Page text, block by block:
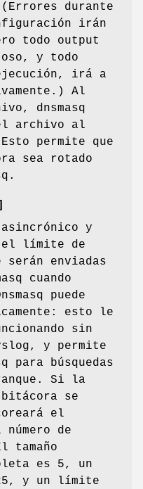
durante
irán
todo output
y todo
irá a
Al
dnsmasq
archivo al
permite que
sea rotado
y
el límite de
serán enviadas
cuando
puede
esto le
sin
y permite
para búsquedas
Si la
se
el
de
tamaño
es 5, un
y un límite